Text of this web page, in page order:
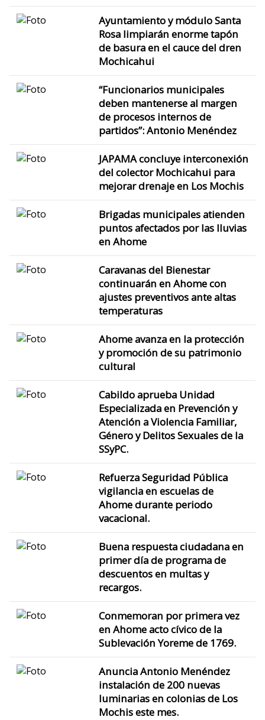
Ayuntamiento y módulo Santa
Rosa limpiarán enorme tapón
de basura en el cauce del dren
Mochicahui
“Funcionarios municipales
deben mantenerse al margen
de procesos internos de
partidos”: Antonio Menéndez
JAPAMA concluye interconexión
del colector Mochicahui para
mejorar drenaje en Los Mochis
Brigadas municipales atienden
puntos afectados por las lluvias
en Ahome
Caravanas del Bienestar
continuarán en Ahome con
ajustes preventivos ante altas
temperaturas
Ahome avanza en la protección
y promoción de su patrimonio
cultural
Cabildo aprueba Unidad
Especializada en Prevención y
Atención a Violencia Familiar,
Género y Delitos Sexuales de la
SSyPC.
Refuerza Seguridad Pública
vigilancia en escuelas de
Ahome durante periodo
vacacional.
Buena respuesta ciudadana en
primer día de programa de
descuentos en multas y
recargos.
Conmemoran por primera vez
en Ahome acto cívico de la
Sublevación Yoreme de 1769.
Anuncia Antonio Menéndez
instalación de 200 nuevas
luminarias en colonias de Los
Mochis este mes.